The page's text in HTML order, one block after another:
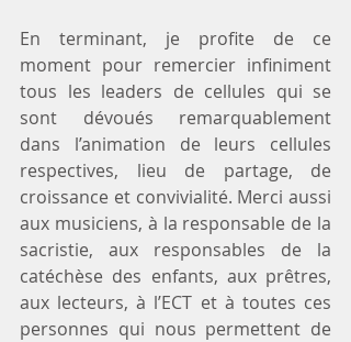
En terminant, je profite de ce
moment pour remercier infiniment
tous les leaders de cellules qui se
sont dévoués remarquablement
dans l’animation de leurs cellules
respectives, lieu de partage, de
croissance et convivialité. Merci aussi
aux musiciens, à la responsable de la
sacristie, aux responsables de la
catéchèse des enfants, aux prêtres,
aux lecteurs, à l’ECT et à toutes ces
personnes qui nous permettent de